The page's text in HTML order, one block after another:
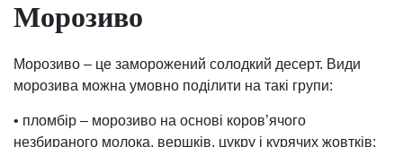
Морозиво
Морозиво – це заморожений солодкий десерт. Види
морозива можна умовно поділити на такі групи:
• пломбір – морозиво на основі коров’ячого
незбираного молока, вершків, цукру і курячих жовтків;